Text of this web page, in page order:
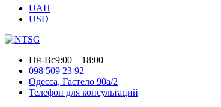
UAH
USD
Пн-Вс9:00—18:00
098 509 23 92
Одесса, Гастело 90а/2
Телефон для консультаций